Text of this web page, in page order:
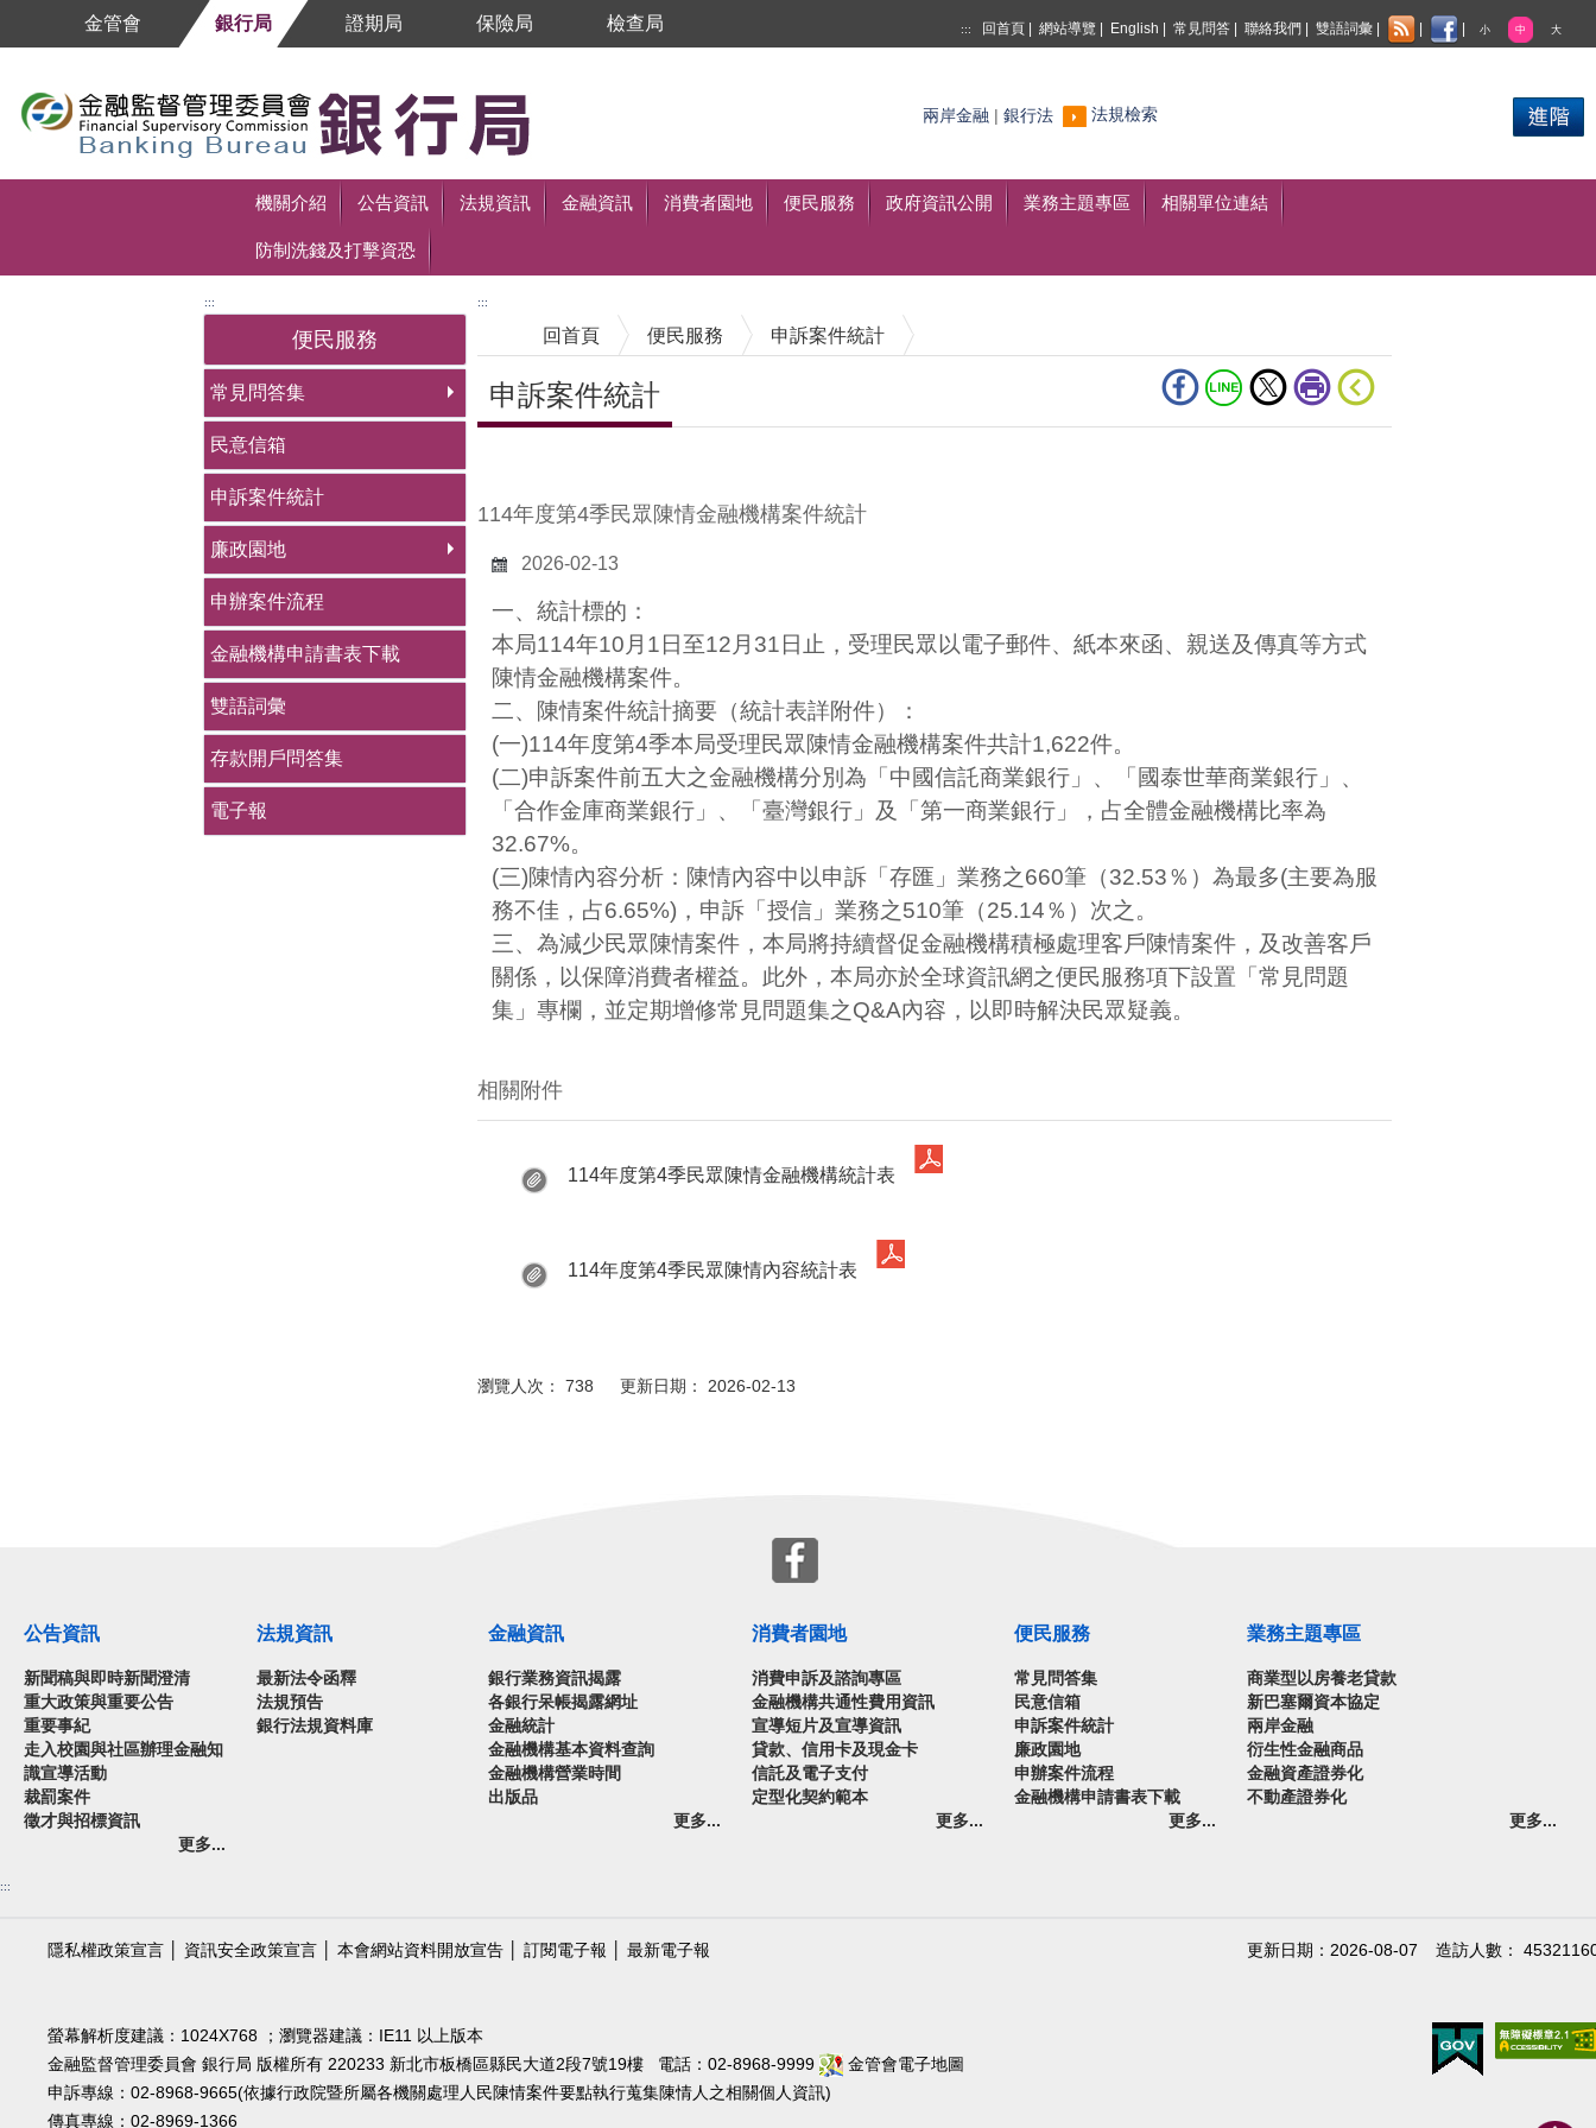
跳到主要內容區塊
金管會 銀行局 證期局 保險局 檢查局 ::: 回首頁 網站導覽 English 常見問答 聯絡我們 雙語詞彙 小 中 大
搜尋
兩岸金融 銀行法 法規檢索
機關介紹 公告資訊 法規資訊 金融資訊 消費者園地 便民服務 政府資訊公開 業務主題專區 相關單位連結
防制洗錢及打擊資恐
:::
便民服務
常見問答集
民意信箱
申訴案件統計
廉政園地
申辦案件流程
金融機構申請書表下載
雙語詞彙
存款開戶問答集
電子報
:::
回首頁 便民服務 申訴案件統計
申訴案件統計
114年度第4季民眾陳情金融機構案件統計
2026-02-13
一、統計標的：
本局114年10 月 1 日至12 月 31 日止，受理民眾以電子郵件、紙本來函、親送及傳真等方式
陳情金融機構案件。
二、陳情案件統計摘要（統計表詳附件）：
(一)114年度第4季本局受理民眾陳情金融機構案件共計1,622件。
(二)申訴案件前五大之金融機構分別為 「中國信託商業銀行」 、
「國泰世華商業銀行」、
「合作金庫商業銀行」
、
「臺灣銀行」及「第一商業銀行」，占全體金融機構比率為
32.67%。
(三)陳情內容分析：陳情內容中以申訴「存匯」業務之660筆（32.53％）為最多(主要為服
務不佳，占6.65%) ，申訴「授信」業務之510筆（25.14％）次之。
三、為減少民眾陳情案件，本局將持續督促金融機構積極處理客戶陳情案件，及改善客戶
關係，以保障消費者權益。此外，本局亦於全球資訊網之便民服務項下設置「常見問題
集」專欄，並定期增修常見問題集之Q&A內容，以即時解決民眾疑義。
相關附件
114年度第4季民眾陳情金融機構統計表
114年度第4季民眾陳情內容統計表
瀏覽人次： 738 更新日期： 2026-02-13
公告資訊
新聞稿與即時新聞澄清
重大政策與重要公告
重要事紀
走入校園與社區辦理金融知
識宣導活動
裁罰案件
徵才與招標資訊
更多...
法規資訊
最新法令函釋
法規預告
銀行法規資料庫
金融資訊
銀行業務資訊揭露
各銀行呆帳揭露網址
金融統計
金融機構基本資料查詢
金融機構營業時間
出版品
更多...
消費者園地
消費申訴及諮詢專區
金融機構共通性費用資訊
宣導短片及宣導資訊
貸款、信用卡及現金卡
信託及電子支付
定型化契約範本
更多...
便民服務
常見問答集
民意信箱
申訴案件統計
廉政園地
申辦案件流程
金融機構申請書表下載
更多...
業務主題專區
商業型以房養老貸款
新巴塞爾資本協定
兩岸金融
衍生性金融商品
金融資產證券化
不動產證券化
更多...
:::
隱私權政策宣言 資訊安全政策宣言 本會網站資料開放宣告 訂閱電子報 最新電子報 造訪人數：
更新日期：2026-08-07
螢幕解析度建議：1024X768 ；瀏覽器建議：IE11 以上版本
金融監督管理委員會 銀行局 版權所有 220233 新北市板橋區縣民大道2段7號19樓 電話：02-8968-9999
金管會電子地圖
申訴專線：02-8968-9665(依據行政院暨所屬各機關處理人民陳情案件要點執行蒐集陳情人之相關個人資訊)
傳真專線：02-8969-1366